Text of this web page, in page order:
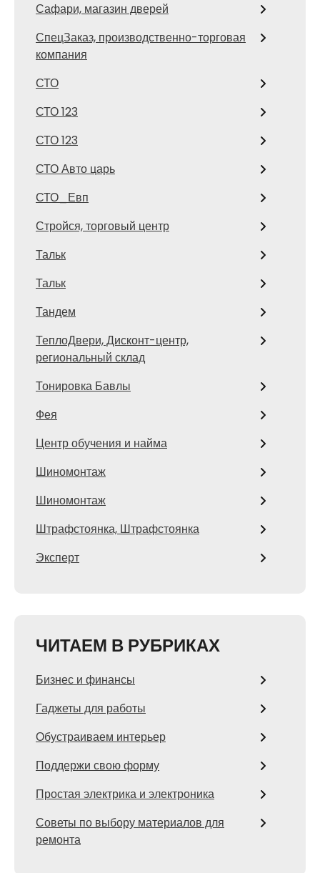
Сафари, магазин дверей
СпецЗаказ, производственно-торговая
компания
СТО
СТО 123
СТО 123
СТО Авто царь
СТО_Евп
Стройся, торговый центр
Тальк
Тальк
Тандем
ТеплоДвери, Дисконт-центр,
региональный склад
Тонировка Бавлы
Фея
Центр обучения и найма
Шиномонтаж
Шиномонтаж
Штрафстоянка, Штрафстоянка
Эксперт
ЧИТАЕМ В РУБРИКАХ
Бизнес и финансы
Гаджеты для работы
Обустраиваем интерьер
Поддержи свою форму
Простая электрика и электроника
Советы по выбору материалов для
ремонта